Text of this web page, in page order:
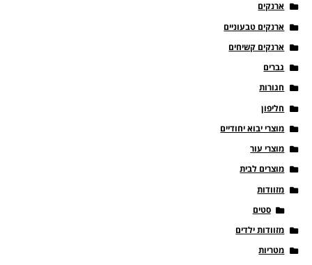
ארנקים
ארנקים טבעוניים
ארנקים קשיחים
גברים
חגורות
חליפון
מוצרי יבוא יחודיים
מוצרי עור
מוצרים לבית
מזוודות
סטים
מזוודות ילדים
מטריות